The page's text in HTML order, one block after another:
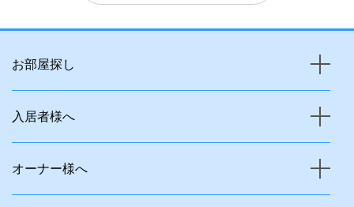
お部屋探し
入居者様へ
オーナー様へ